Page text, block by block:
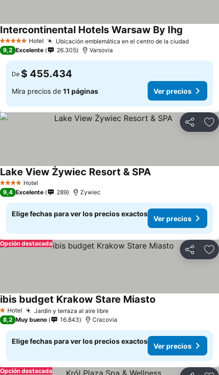
5 Estrellas Hotel Ubicación emblemática en el centro de la ciudadVer
Intercontinental Hotels Warsaw By Ihg
9,2 Excelente 26.305 Varsovia
De $ 455.434
Mira precios de 11 páginas Ver precios
Compartir
4 EstrellasHotel
Lake View Żywiec Resort & SPAVer precios
9,4 Excelente 289 Zywiec
Elige fechas para ver los precios exactos
Ver precios
Compartir
Opción destacada
1 Estrellas
Hotel Jardín y terraza al aire libreVer precios
ibis budget Krakow Stare Miasto
8,2 Muy bueno 16.843 Cracovia
Elige fechas para ver los precios exactos
Ver precios
Opción destacada